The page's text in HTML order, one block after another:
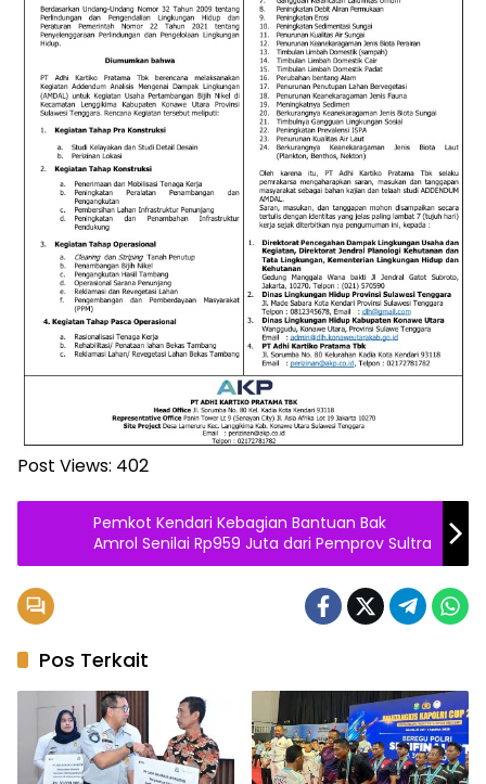
Post Views: 402
Pemkot Kendari Kebagian Bantuan Bak
Amrol Senilai Rp959 Juta dari Pemprov Sultra
Pos Terkait